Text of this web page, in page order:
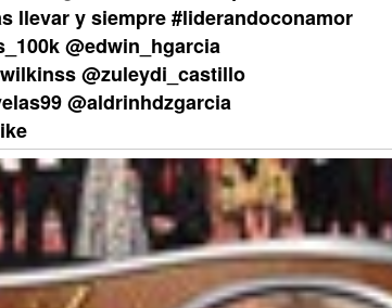
llevar y siempre #liderandoconamor
@edwin_hgarcia
@zuleydi_castillo
@aldrinhdzgarcia